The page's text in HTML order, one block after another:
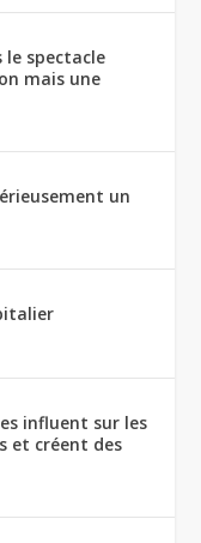
spectacle
mais une
un
influent sur les
et créent des